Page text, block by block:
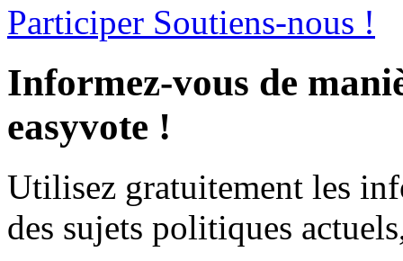
Participer Soutiens-nous !
Informez-vous de
easyvote !
Utilisez gratuitement les
des sujets politiques